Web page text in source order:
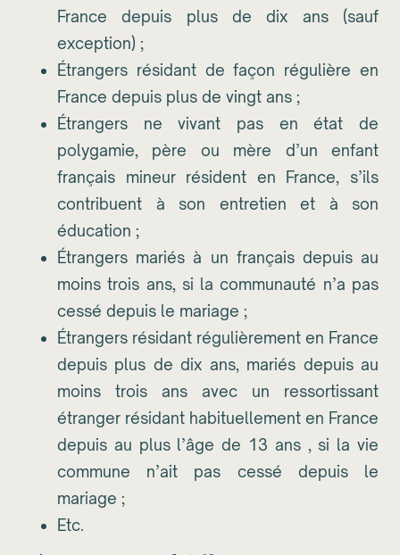
France depuis plus de dix ans (sauf
exception) ;
Étrangers résidant de façon régulière en
France depuis plus de vingt ans ;
Étrangers ne vivant pas en état de
polygamie, père ou mère d’un enfant
français mineur résident en France, s’ils
contribuent à son entretien et à son
éducation ;
Étrangers mariés à un français depuis au
moins trois ans, si la communauté n’a pas
cessé depuis le mariage ;
Étrangers résidant régulièrement en France
depuis plus de dix ans, mariés depuis au
moins trois ans avec un ressortissant
étranger résidant habituellement en France
depuis au plus l’âge de 13 ans , si la vie
commune n’ait pas cessé depuis le
mariage ;
Etc.